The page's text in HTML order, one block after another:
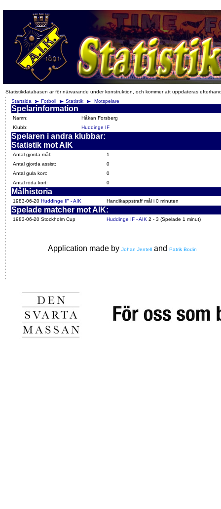
Statistikdatabasen är för närvarande under konstruktion, och kommer att uppdateras
Startsida
Fotboll Statistik Motspelare
Spelarinformation
Namn:
Håkan Forsberg
Klubb:
Huddinge IF
Spelaren i andra klubbar:
Statistik mot AIK
Antal gjorda mål:
1
Antal gjorda assist:
0
Antal gula kort:
0
Antal röda kort:
0
Målhistoria
1983-06-20 Huddinge IF - AIK Handikappstraff mål i 0 minuten
Spelade matcher mot AIK:
1983-06-20 Stockholm Cup Huddinge IF - AIK 2 - 3 (Spelade 1 minut)
Application made by Johan Jentell and Patrik Bodin